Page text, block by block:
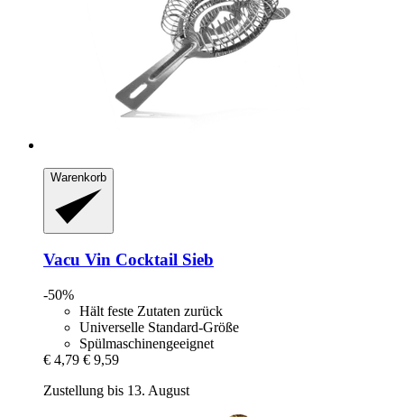
Warenkorb
Vacu Vin Cocktail Sieb
-50%
Hält feste Zutaten zurück
Universelle Standard-Größe
Spülmaschinengeeignet
€ 4,79 € 9,59
Zustellung bis 13. August